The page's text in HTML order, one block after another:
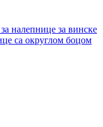
налепнице за винске
са округлом боцом